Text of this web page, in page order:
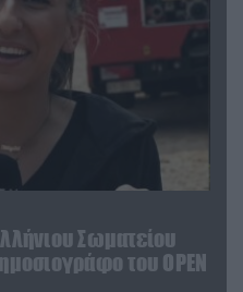
Σωματείου
του OPEN